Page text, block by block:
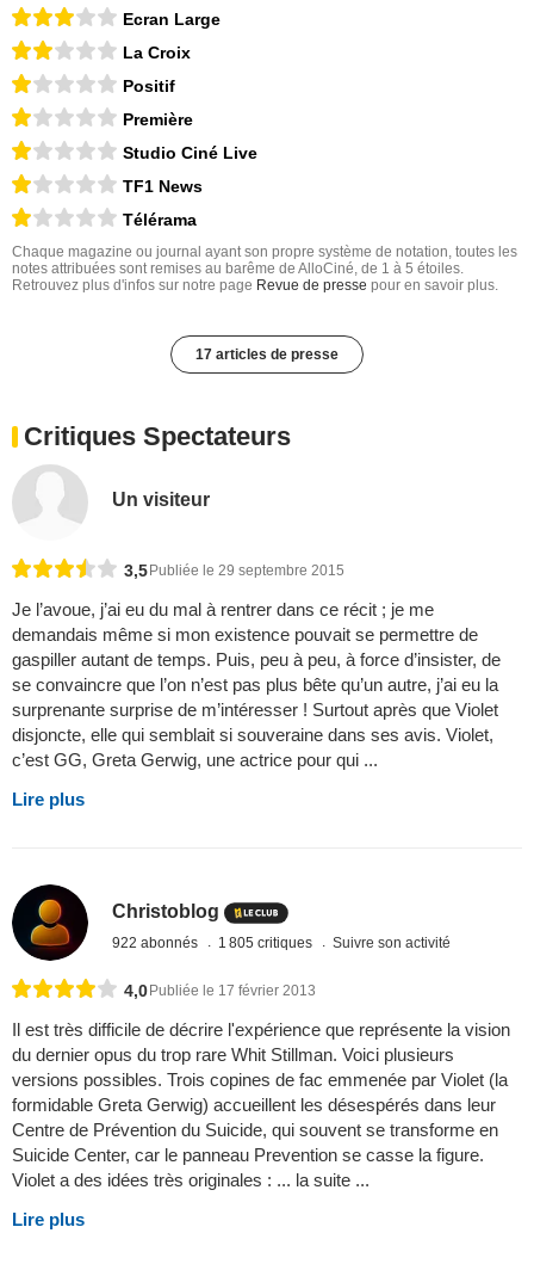
Ecran Large
La Croix
Positif
Première
Studio Ciné Live
TF1 News
Télérama
Chaque magazine ou journal ayant son propre système de notation, toutes les
notes attribuées sont remises au barême de AlloCiné, de 1 à 5 étoiles.
Retrouvez plus d'infos sur notre page Revue de presse pour en savoir plus.
17 articles de presse
Critiques Spectateurs
Un visiteur
3,5 Publiée le 29 septembre 2015
Je l’avoue, j’ai eu du mal à rentrer dans ce récit ; je me
demandais même si mon existence pouvait se permettre de
gaspiller autant de temps. Puis, peu à peu, à force d’insister, de
se convaincre que l’on n’est pas plus bête qu’un autre, j’ai eu la
surprenante surprise de m’intéresser ! Surtout après que Violet
disjoncte, elle qui semblait si souveraine dans ses avis. Violet,
c’est GG, Greta Gerwig, une actrice pour qui ...
Lire plus
Christoblog
922 abonnés 1 805 critiques Suivre son activité
4,0 Publiée le 17 février 2013
Il est très difficile de décrire l'expérience que représente la vision
du dernier opus du trop rare Whit Stillman. Voici plusieurs
versions possibles. Trois copines de fac emmenée par Violet (la
formidable Greta Gerwig) accueillent les désespérés dans leur
Centre de Prévention du Suicide, qui souvent se transforme en
Suicide Center, car le panneau Prevention se casse la figure.
Violet a des idées très originales : ... la suite ...
Lire plus